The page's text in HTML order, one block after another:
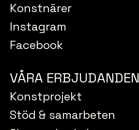
Konstnärer
Instagram
Facebook
VÅRA ERBJUDANDEN
Konstprojekt
Stöd & samarbeten